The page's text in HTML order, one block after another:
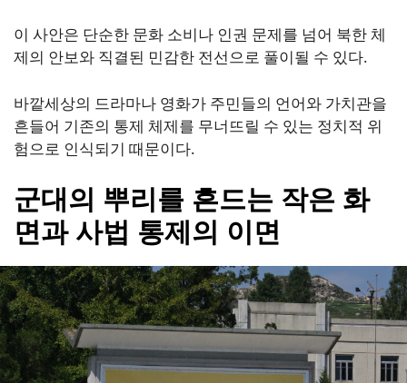
이 사안은 단순한 문화 소비나 인권 문제를 넘어 북한 체
제의 안보와 직결된 민감한 전선으로 풀이될 수 있다.
바깥세상의 드라마나 영화가 주민들의 언어와 가치관을
흔들어 기존의 통제 체제를 무너뜨릴 수 있는 정치적 위
험으로 인식되기 때문이다.
군대의 뿌리를 흔드는 작은 화
면과 사법 통제의 이면